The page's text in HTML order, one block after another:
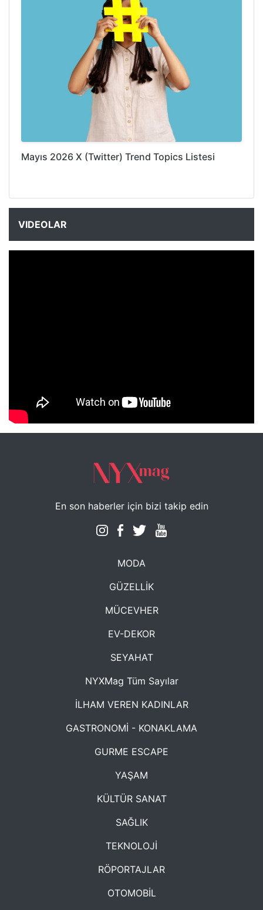
Mayıs 2026 X (Twitter) Trend Topics Listesi
VIDEOLAR
NYXmag 2. Yaş Kutlama Etkinliği
En son haberler için bizi takip edin
MODA
GÜZELLİK
MÜCEVHER
EV-DEKOR
SEYAHAT
NYXMag Tüm Sayılar
İLHAM VEREN KADINLAR
GASTRONOMİ - KONAKLAMA
GURME ESCAPE
YAŞAM
KÜLTÜR SANAT
SAĞLIK
TEKNOLOJİ
RÖPORTAJLAR
OTOMOBİL